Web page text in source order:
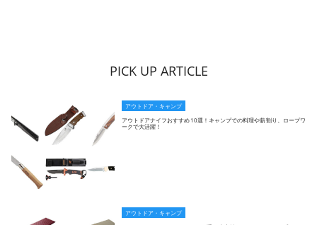
PICK UP ARTICLE
アウトドア・キャンプ
アウトドアナイフおすすめ10選！キャンプでの料理や薪割り、ロープワ
ークで大活躍！
アウトドア・キャンプ